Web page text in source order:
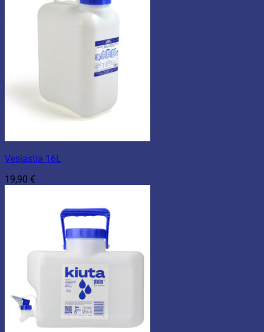
Vesiastia 16L
19,90 €